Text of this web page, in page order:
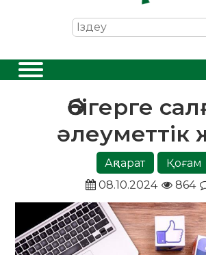
Әбігерге
әлеуметтік
Ақпарат
Қоғам
08.10.2024
864